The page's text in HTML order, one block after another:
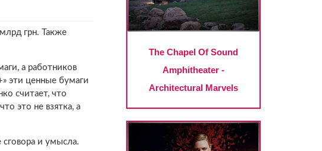
грн. Также
а работников
эти ценные бумаги
считает, что
это не взятка, а
и умысла.